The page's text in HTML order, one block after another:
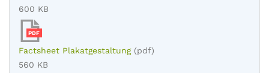
600 KB
PDF
Factsheet Plakatgestaltung (pdf)
560 KB